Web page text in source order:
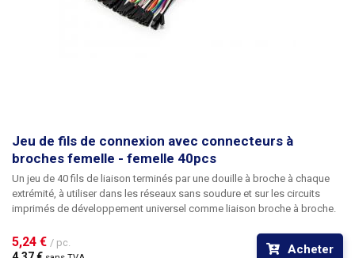
Jeu de fils de connexion avec connecteurs à
broches femelle - femelle 40pcs
Un jeu de 40 fils de liaison terminés par une douille à broche à chaque
extrémité, à utiliser dans les réseaux sans soudure et sur les circuits
imprimés de développement universel comme liaison broche à broche.
séparés dans la quantité requise, individuellement ou, par exemple, dans
un faisceau de plusieurs fils. Chaque bracelet contient 10 couleurs
5,24 € / pc. Acheter